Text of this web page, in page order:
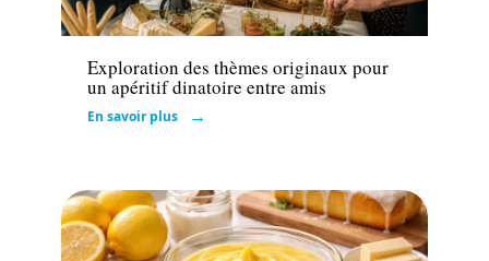
Actu
Exploration des thèmes originaux pour
un apéritif dinatoire entre amis
En savoir plus